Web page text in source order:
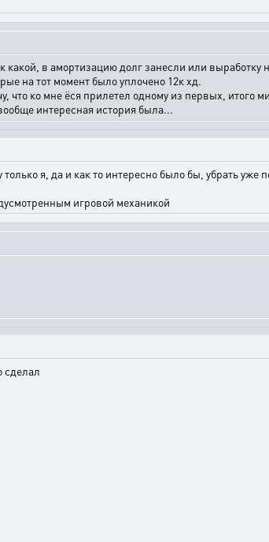
в амортизацию долг занесли или выработку
на тот момент было уплочено 12к хд.
ко мне ёся прилетел одному из первых, итого
интересная история была...
я, да и как то интересно было бы, убрать уже
игровой механикой
сделал